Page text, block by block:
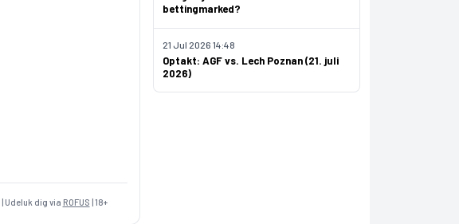
| Udeluk dig via ROFUS | 18+
bettingmarked?
Optakt: AGF vs. Lech Poznan (21. juli
2026)
21 Jul 2026 14:48